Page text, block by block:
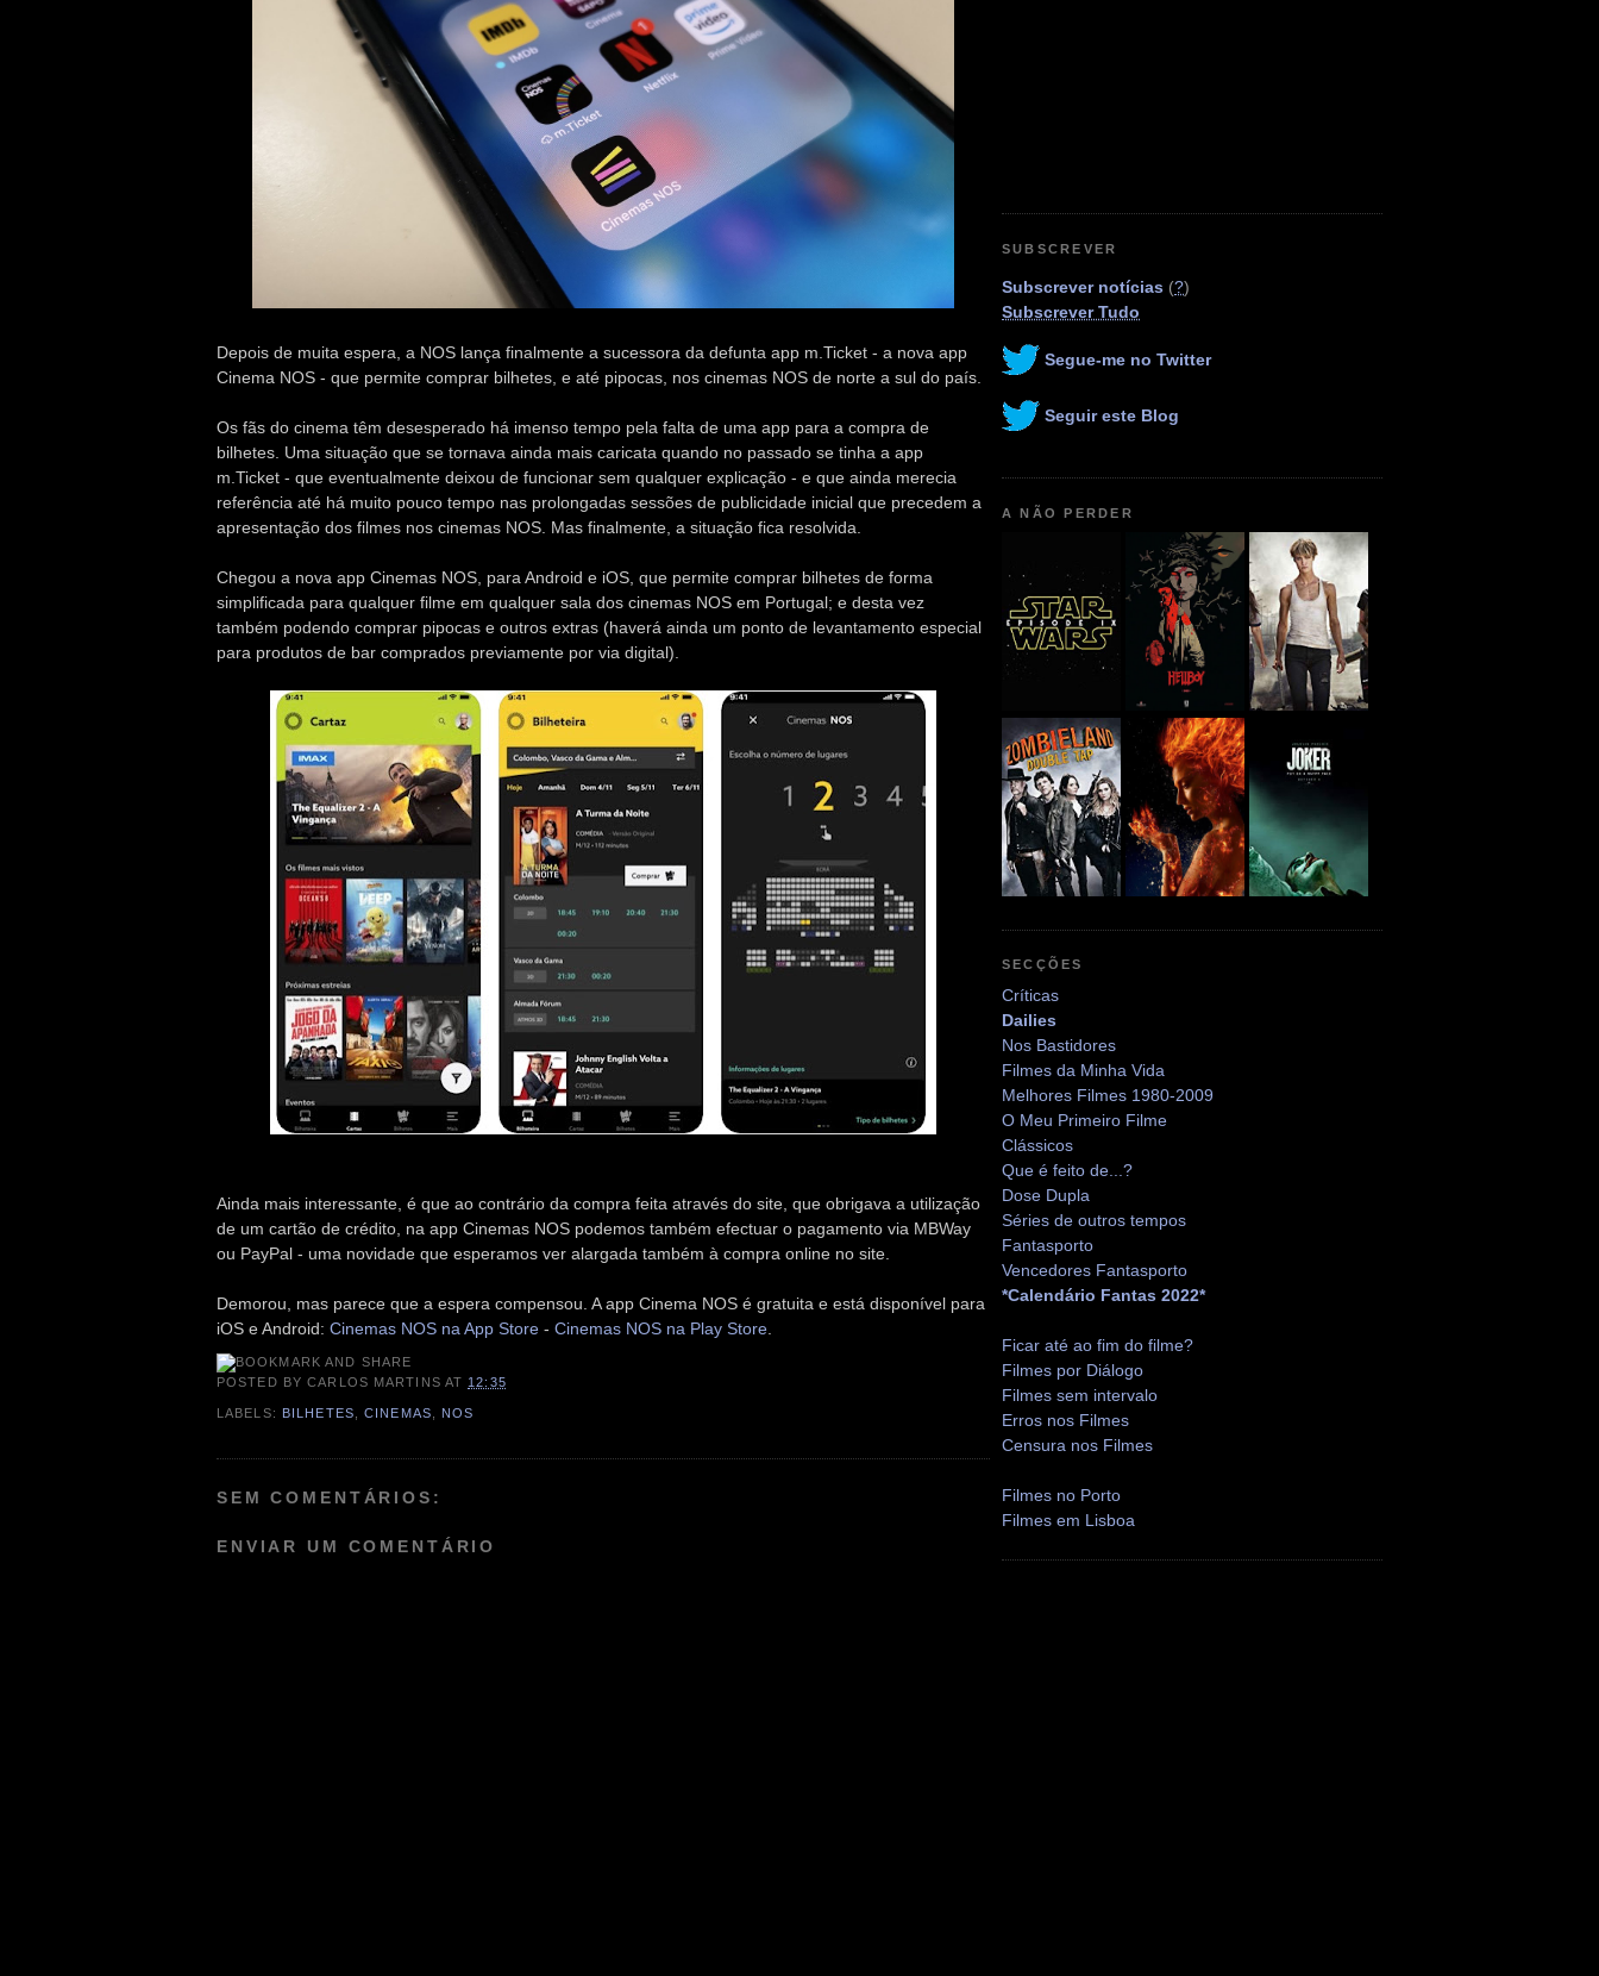
Depois de muita espera, a NOS lança finalmente a sucessora da defunta app m.Ticket - a nova app
Cinema NOS - que permite comprar bilhetes, e até pipocas, nos cinemas NOS de norte a sul do país.
Os fãs do cinema têm desesperado há imenso tempo pela falta de uma app para a compra de
bilhetes. Uma situação que se tornava ainda mais caricata quando no passado se tinha a app
m.Ticket - que eventualmente deixou de funcionar sem qualquer explicação - e que ainda merecia
referência até há muito pouco tempo nas prolongadas sessões de publicidade inicial que precedem a
apresentação dos filmes nos cinemas NOS. Mas finalmente, a situação fica resolvida.
Chegou a nova app Cinemas NOS, para Android e iOS, que permite comprar bilhetes de forma
simplificada para qualquer filme em qualquer sala dos cinemas NOS em Portugal; e desta vez
também podendo comprar pipocas e outros extras (haverá ainda um ponto de levantamento especial
para produtos de bar comprados previamente por via digital).
Ainda mais interessante, é que ao contrário da compra feita através do site, que obrigava a utilização
de um cartão de crédito, na app Cinemas NOS podemos também efectuar o pagamento via MBWay
ou PayPal - uma novidade que esperamos ver alargada também à compra online no site.
Demorou, mas parece que a espera compensou. A app Cinema NOS é gratuita e está disponível para
iOS e Android: Cinemas NOS na App Store - Cinemas NOS na Play Store
POSTED BYCARLOS MARTINS AT 12:35
LABELS: BILHETES ,CINEMAS NOS
SEM COMENTÁRIOS:
ENVIAR UM COMENTÁRIO
SUBSCREVER
Subscrever notícias (?)
Subscrever Tudo
Segue-me no Twitter
Seguir este Blog
A NÃO PERDER
SECÇÕES
Críticas
Dailies
Nos Bastidores
Filmes da Minha Vida
Melhores Filmes 1980-2009
O Meu Primeiro Filme
Clássicos
Que é feito de...?
Dose Dupla
Séries de outros tempos
Fantasporto
Vencedores Fantasporto
*Calendário Fantas 2022*
Ficar até ao fim do filme?
Filmes por Diálogo
Filmes sem intervalo
Erros nos Filmes
Censura nos Filmes
Filmes no Porto
Filmes em Lisboa